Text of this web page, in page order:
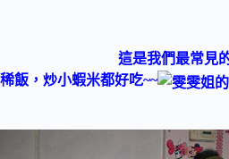
這是我們最常見
稀飯，炒小蝦米都好吃~~